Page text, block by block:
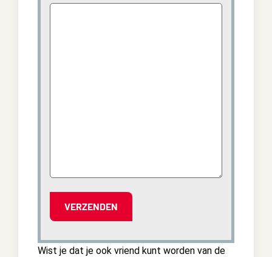
Wist je dat je ook vriend kunt worden van de